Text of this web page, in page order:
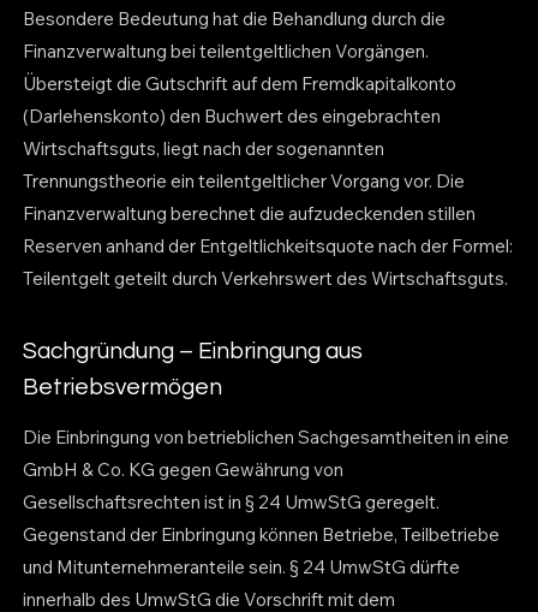
Besondere Bedeutung hat die Behandlung durch die
Finanzverwaltung bei teilentgeltlichen Vorgängen.
Übersteigt die Gutschrift auf dem Fremdkapitalkonto
(Darlehenskonto) den Buchwert des eingebrachten
Wirtschaftsguts, liegt nach der sogenannten
Trennungstheorie ein teilentgeltlicher Vorgang vor. Die
Finanzverwaltung berechnet die aufzudeckenden stillen
Reserven anhand der Entgeltlichkeitsquote nach der Formel:
Teilentgelt geteilt durch Verkehrswert des Wirtschaftsguts.
Sachgründung – Einbringung aus
Betriebsvermögen
Die Einbringung von betrieblichen Sachgesamtheiten in eine
GmbH & Co. KG gegen Gewährung von
Gesellschaftsrechten ist in § 24 UmwStG geregelt.
Gegenstand der Einbringung können Betriebe, Teilbetriebe
und Mitunternehmeranteile sein. § 24 UmwStG dürfte
innerhalb des UmwStG die Vorschrift mit dem